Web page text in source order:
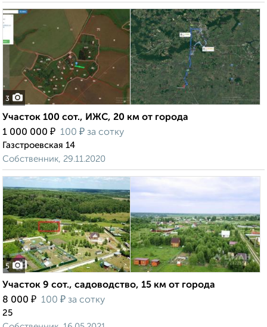
3
Участок 100 сот., ИЖС, 20 км от города
1 000 000 ₽ 100 ₽ за сотку
Газстроевская 14
Собственник, 29.11.2020
5
Участок 9 сот., садоводство, 15 км от города
8 000 ₽ 100 ₽ за сотку
25